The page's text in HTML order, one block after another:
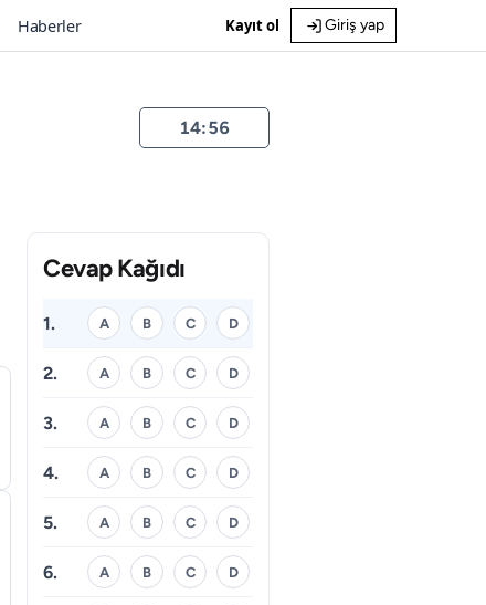
Haberler Kayıt ol Giriş yap
14:55
Cevap Kağıdı
1. A B C D
2. A B C D
3. A B C D
4. A B C D
5. A B C D
6. A B C D